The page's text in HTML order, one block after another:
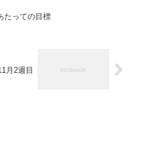
たっての目標
月2週目